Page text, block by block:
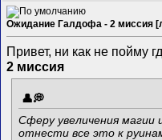
Ожидание Галдофа - 2 миссия
Привет, ни как не пойму
2 миссия
Сферу увеличения магии
отнести все это к